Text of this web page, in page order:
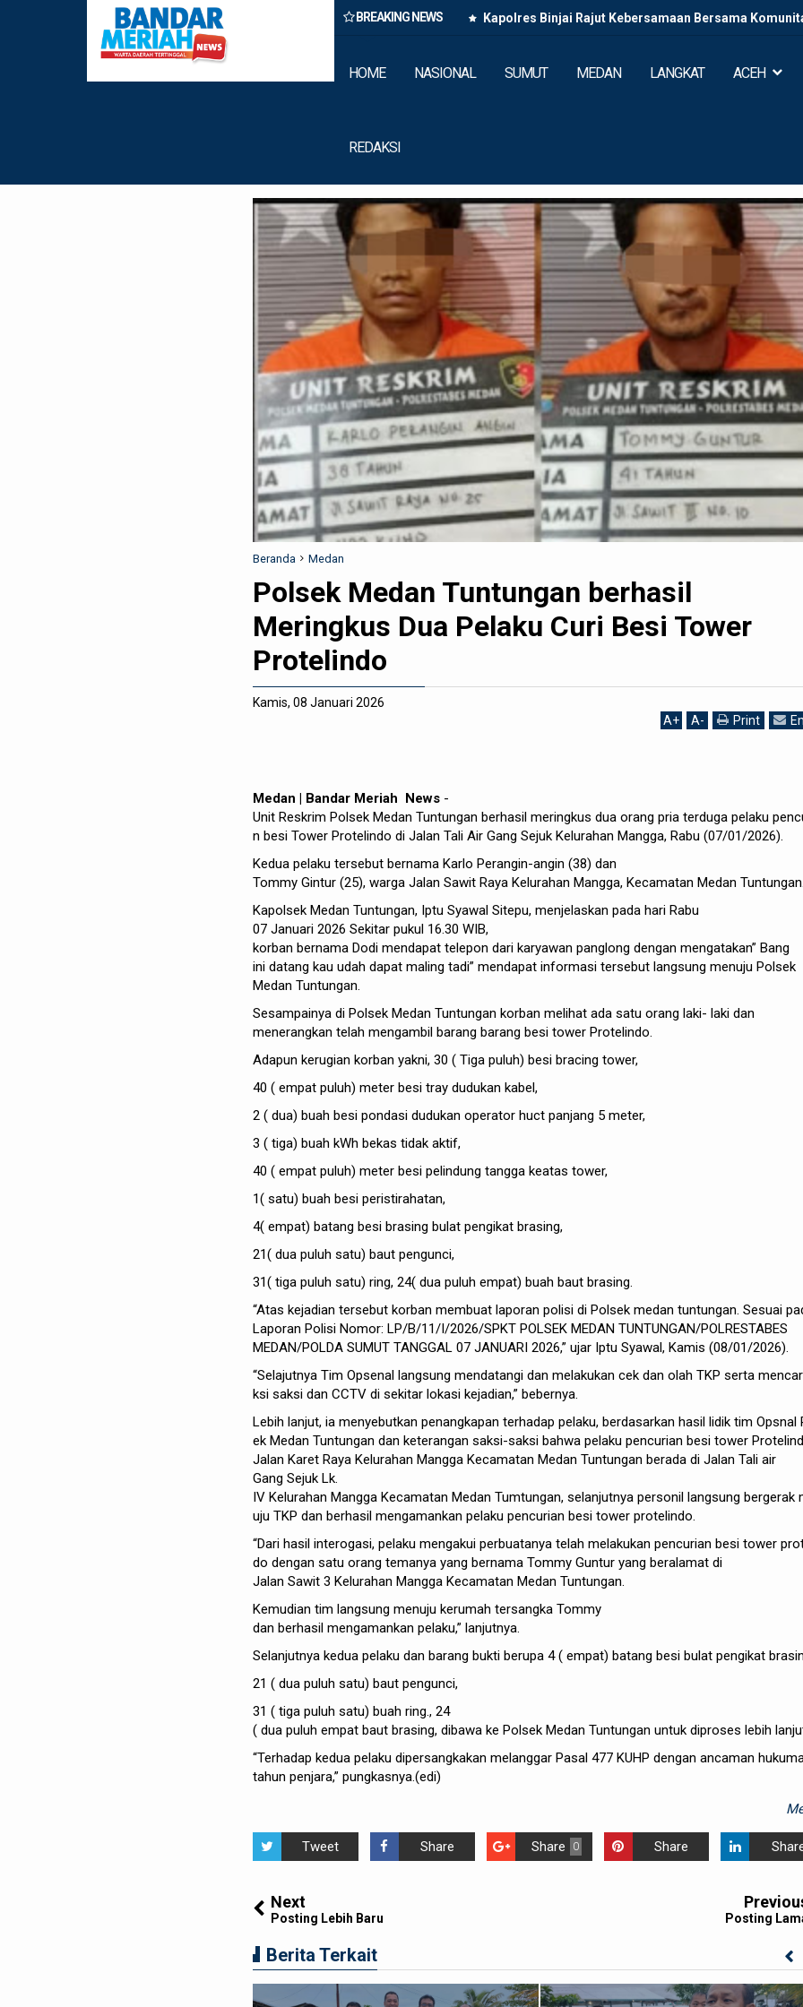
BREAKING NEWS
Amankan Dua Pengedar Narkoba Saat Patroli Malam Kapolres Binjai Rajut Kebersamaan Bersama
HOME NASIONAL SUMUT MEDAN LANGKAT ACEH
REDAKSI
Beranda Medan
Polsek Medan Tuntungan berhasil
Meringkus Dua Pelaku Curi Besi Tower
Protelindo
Kamis, 08 Januari 2026
A+ A- Print
Medan | Bandar Meriah News -
Unit Reskrim Polsek Medan Tuntungan berhasil meringkus dua orang pria terduga pelaku
n besi Tower Protelindo di Jalan Tali Air Gang Sejuk Kelurahan Mangga, Rabu (07/01/2026).
Kedua pelaku tersebut bernama Karlo Perangin-angin (38) dan
Tommy Gintur (25), warga Jalan Sawit Raya Kelurahan Mangga, Kecamatan Medan Tuntungan.
Kapolsek Medan Tuntungan, Iptu Syawal Sitepu, menjelaskan pada hari Rabu
07 Januari 2026 Sekitar pukul 16.30 WIB,
korban bernama Dodi mendapat telepon dari karyawan panglong dengan mengatakan” Bang
ini datang kau udah dapat maling tadi” mendapat informasi tersebut langsung menuju Polsek
Medan Tuntungan.
Sesampainya di Polsek Medan Tuntungan korban melihat ada satu orang laki- laki dan
menerangkan telah mengambil barang barang besi tower Protelindo.
Adapun kerugian korban yakni, 30 ( Tiga puluh) besi bracing tower,
40 ( empat puluh) meter besi tray dudukan kabel,
2 ( dua) buah besi pondasi dudukan operator huct panjang 5 meter,
3 ( tiga) buah kWh bekas tidak aktif,
40 ( empat puluh) meter besi pelindung tangga keatas tower,
1( satu) buah besi peristirahatan,
4( empat) batang besi brasing bulat pengikat brasing,
21( dua puluh satu) baut pengunci,
31( tiga puluh satu) ring, 24( dua puluh empat) buah baut brasing.
“Atas kejadian tersebut korban membuat laporan polisi di Polsek medan tuntungan. Sesuai
Laporan Polisi Nomor: LP/B/11/I/2026/SPKT POLSEK MEDAN TUNTUNGAN/POLRESTABES
MEDAN/POLDA SUMUT TANGGAL 07 JANUARI 2026,” ujar Iptu Syawal, Kamis (08/01/2026).
“Selajutnya Tim Opsenal langsung mendatangi dan melakukan cek dan olah TKP serta
ksi saksi dan CCTV di sekitar lokasi kejadian,” bebernya.
Lebih lanjut, ia menyebutkan penangkapan terhadap pelaku, berdasarkan hasil lidik tim Opsnal
ek Medan Tuntungan dan keterangan saksi-saksi bahwa pelaku pencurian besi tower
Jalan Karet Raya Kelurahan Mangga Kecamatan Medan Tuntungan berada di Jalan Tali air
Gang Sejuk Lk.
IV Kelurahan Mangga Kecamatan Medan Tumtungan, selanjutnya personil langsung bergerak
uju TKP dan berhasil mengamankan pelaku pencurian besi tower protelindo.
“Dari hasil interogasi, pelaku mengakui perbuatanya telah melakukan pencurian besi tower
do dengan satu orang temanya yang bernama Tommy Guntur yang beralamat di
Jalan Sawit 3 Kelurahan Mangga Kecamatan Medan Tuntungan.
Kemudian tim langsung menuju kerumah tersangka Tommy
dan berhasil mengamankan pelaku,” lanjutnya.
Selanjutnya kedua pelaku dan barang bukti berupa 4 ( empat) batang besi bulat pengikat
21 ( dua puluh satu) baut pengunci,
31 ( tiga puluh satu) buah ring., 24
( dua puluh empat baut brasing, dibawa ke Polsek Medan Tuntungan untuk diproses lebih
“Terhadap kedua pelaku dipersangkakan melanggar Pasal 477 KUHP dengan ancaman
tahun penjara,” pungkasnya.(edi)
Tweet Share 0
Share Share
Next
Posting Lebih Baru Posting
Berita Terkait